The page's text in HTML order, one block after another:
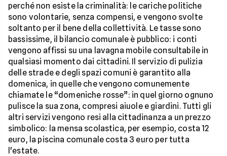
perché non esiste la criminalità: le cariche politiche
sono volontarie, senza compensi, e vengono svolte
soltanto per il bene della collettività. Le tasse sono
bassissime, il bilancio comunale è pubblico: i conti
vengono affissi su una lavagna mobile consultabile in
qualsiasi momento dai cittadini. Il servizio di pulizia
delle strade e degli spazi comuni è garantito alla
domenica, in quelle che vengono comunemente
chiamate le “domeniche rosse”: in quel giorno ognuno
pulisce la sua zona, compresi aiuole e giardini. Tutti gli
altri servizi vengono resi alla cittadinanza a un prezzo
simbolico: la mensa scolastica, per esempio, costa 12
euro, la piscina comunale costa 3 euro per tutta
l'estate.